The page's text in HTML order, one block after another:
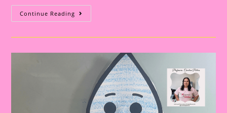
Continue Reading 22
DE
DIA
ATIVIDADE
EDUCAÇÃO
INFANTIL